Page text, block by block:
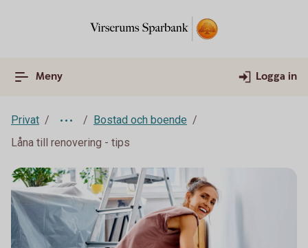
Meny Logga in
Privat
Bostad och boende
Låna till renovering - tips